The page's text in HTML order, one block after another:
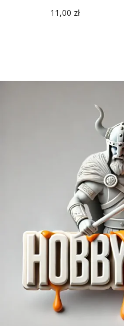
11,00 zł